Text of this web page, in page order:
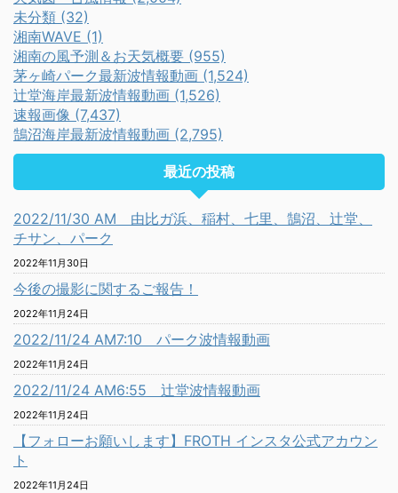
未分類 (32)
湘南WAVE (1)
湘南の風予測＆お天気概要 (955)
茅ヶ崎パーク最新波情報動画 (1,524)
辻堂海岸最新波情報動画 (1,526)
速報画像 (7,437)
鵠沼海岸最新波情報動画 (2,795)
最近の投稿
2022/11/30 AM 由比ガ浜、稲村、七里、鵠沼、辻堂、
チサン、パーク
2022年11月30日
今後の撮影に関するご報告！
2022年11月24日
2022/11/24 AM7:10 パーク波情報動画
2022年11月24日
2022/11/24 AM6:55 辻堂波情報動画
2022年11月24日
【フォローお願いします】FROTH インスタ公式アカウン
ト
2022年11月24日